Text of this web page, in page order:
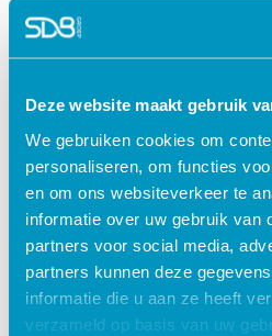
Deze website maakt gebruik
We gebruiken cookies om
personaliseren, om functies
en om ons websiteverkeer te
informatie over uw gebruik van
partners voor social media,
partners kunnen deze
informatie die u aan ze heeft
verzameld op basis van uw
Oplossingen voor de
zorg
ECD Gehandicaptenzorg
ECD Ouderenzorg
ECD Jeugdzorg
EPD Geestelijke